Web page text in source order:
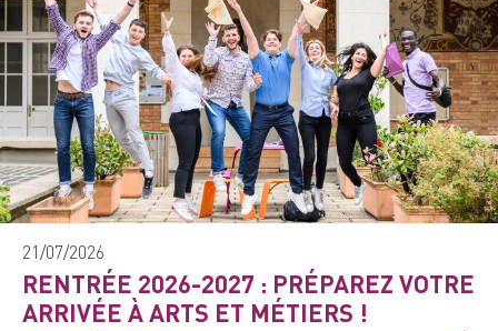
21/07/2026
RENTRÉE 2026-2027 : PRÉPAREZ VOTRE
ARRIVÉE À ARTS ET MÉTIERS !